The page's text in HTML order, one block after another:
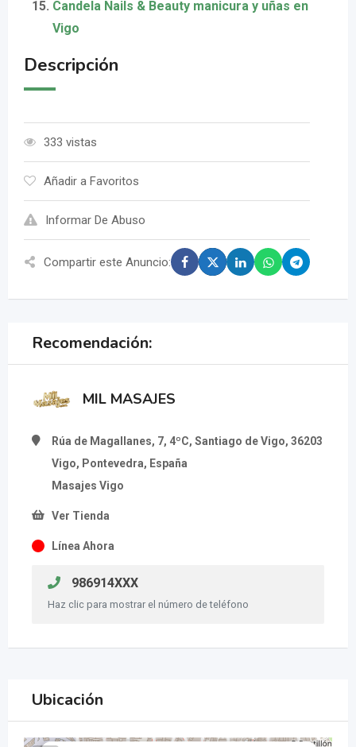
Candela Nails & Beauty manicura y uñas en
Vigo
Descripción
333 vistas
Añadir a Favoritos
Informar De Abuso
Compartir este Anuncio:
Recomendación:
MIL MASAJES
Rúa de Magallanes, 7, 4ºC, Santiago de Vigo, 36203
Vigo, Pontevedra, España
Masajes Vigo
Ver Tienda
Línea Ahora
986914XXX
Haz clic para mostrar el número de teléfono
Ubicación